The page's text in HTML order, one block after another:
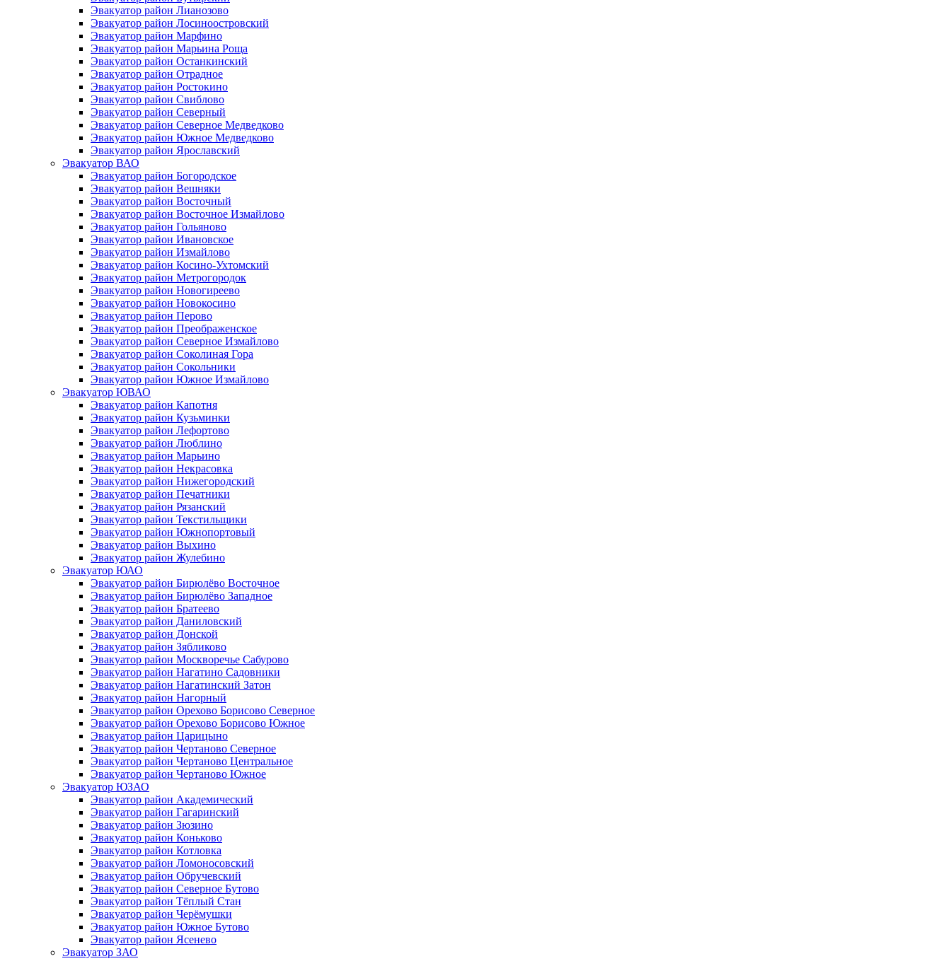
Эвакуатор район Лианозово
Эвакуатор район Лосиноостровский
Эвакуатор район Марфино
Эвакуатор район Марьина Роща
Эвакуатор район Останкинский
Эвакуатор район Отрадное
Эвакуатор район Ростокино
Эвакуатор район Свиблово
Эвакуатор район Северный
Эвакуатор район Северное Медведково
Эвакуатор район Южное Медведково
Эвакуатор район Ярославский
Эвакуатор ВАО
Эвакуатор район Богородское
Эвакуатор район Вешняки
Эвакуатор район Восточный
Эвакуатор район Восточное Измайлово
Эвакуатор район Гольяново
Эвакуатор район Ивановское
Эвакуатор район Измайлово
Эвакуатор район Косино-Ухтомский
Эвакуатор район Метрогородок
Эвакуатор район Новогиреево
Эвакуатор район Новокосино
Эвакуатор район Перово
Эвакуатор район Преображенское
Эвакуатор район Северное Измайлово
Эвакуатор район Соколиная Гора
Эвакуатор район Сокольники
Эвакуатор район Южное Измайлово
Эвакуатор ЮВАО
Эвакуатор район Капотня
Эвакуатор район Кузьминки
Эвакуатор район Лефортово
Эвакуатор район Люблино
Эвакуатор район Марьино
Эвакуатор район Некрасовка
Эвакуатор район Нижегородский
Эвакуатор район Печатники
Эвакуатор район Рязанский
Эвакуатор район Текстильщики
Эвакуатор район Южнопортовый
Эвакуатор район Выхино
Эвакуатор район Жулебино
Эвакуатор ЮАО
Эвакуатор район Бирюлёво Восточное
Эвакуатор район Бирюлёво Западное
Эвакуатор район Братеево
Эвакуатор район Даниловский
Эвакуатор район Донской
Эвакуатор район Зябликово
Эвакуатор район Москворечье Сабурово
Эвакуатор район Нагатино Cадовники
Эвакуатор район Нагатинский Затон
Эвакуатор район Нагорный
Эвакуатор район Орехово Борисово Северное
Эвакуатор район Орехово Борисово Южное
Эвакуатор район Царицыно
Эвакуатор район Чертаново Северное
Эвакуатор район Чертаново Центральное
Эвакуатор район Чертаново Южное
Эвакуатор ЮЗАО
Эвакуатор район Академический
Эвакуатор район Гагаринский
Эвакуатор район Зюзино
Эвакуатор район Коньково
Эвакуатор район Котловка
Эвакуатор район Ломоносовский
Эвакуатор район Обручевский
Эвакуатор район Северное Бутово
Эвакуатор район Тёплый Стан
Эвакуатор район Черёмушки
Эвакуатор район Южное Бутово
Эвакуатор район Ясенево
Эвакуатор ЗАО